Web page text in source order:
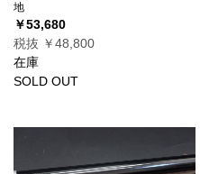
地
￥53,680
税抜 ￥48,800
在庫
SOLD OUT